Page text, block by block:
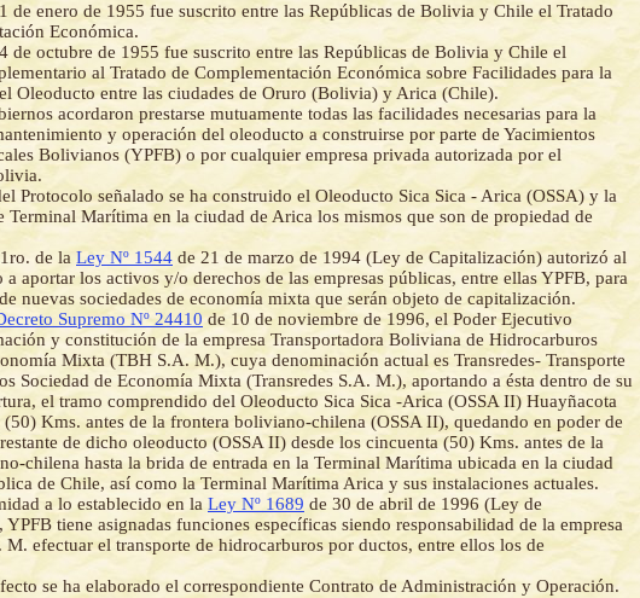
de enero de 1955 fue suscrito entre las Repúblicas de Bolivia y Chile el Tratado
Económica.
de octubre de 1955 fue suscrito entre las Repúblicas de Bolivia y Chile el
al Tratado de Complementación Económica sobre Facilidades para la
Oleoducto entre las ciudades de Oruro (Bolivia) y Arica (Chile).
acordaron prestarse mutuamente todas las facilidades necesarias para la
y operación del oleoducto a construirse por parte de Yacimientos
Bolivianos (YPFB) o por cualquier empresa privada autorizada por el
Protocolo señalado se ha construido el Oleoducto Sica Sica - Arica (OSSA) y la
Terminal Marítima en la ciudad de Arica los mismos que son de propiedad de
de la Ley Nº 1544 de 21 de marzo de 1994 (Ley de Capitalización) autorizó al
a aportar los activos y/o derechos de las empresas públicas, entre ellas YPFB, para
nuevas sociedades de economía mixta que serán objeto de capitalización.
Supremo Nº 24410de 10 de noviembre de 1996, el Poder Ejecutivo
y constitución de la empresa Transportadora Boliviana de Hidrocarburos
Mixta (TBH S.A. M.), cuya denominación actual es Transredes- Transporte
Sociedad de Economía Mixta (Transredes S.A. M.), aportando a ésta dentro de su
el tramo comprendido del Oleoducto Sica Sica -Arica (OSSA II) Huayñacota
(50) Kms. antes de la frontera boliviano-chilena (OSSA II), quedando en poder de
de dicho oleoducto (OSSA II) desde los cincuenta (50) Kms. antes de la
chilena hasta la brida de entrada en la Terminal Marítima ubicada en la ciudad
de Chile, así como la Terminal Marítima Arica y sus instalaciones actuales.
a lo establecido en la Ley Nº 1689 de 30 de abril de 1996 (Ley de
tiene asignadas funciones específicas siendo responsabilidad de la empresa
M. efectuar el transporte de hidrocarburos por ductos, entre ellos los de
se ha elaborado el correspondiente Contrato de Administración y Operación.